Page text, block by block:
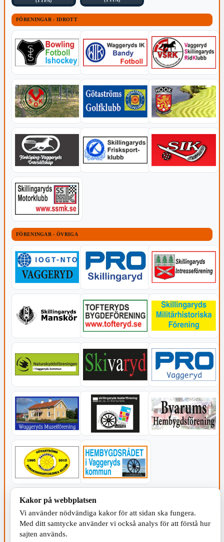
FÖRENINGAR - IDROTT
FÖRENINGAR - ÖVRIGA
KOMMUNEN
Kakor på webbplatsen
Vi använder nödvändiga kakor för att sidan ska fungera.
Med ditt samtycke använder vi också analys för att förstå hur
sajten används.